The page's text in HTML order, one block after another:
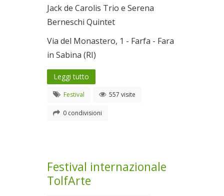
Jack de Carolis Trio e Serena
Berneschi Quintet
Via del Monastero, 1 - Farfa - Fara
in Sabina (RI)
Leggi tutto
Festival 557 visite
0 condivisioni
Festival internazionale
TolfArte